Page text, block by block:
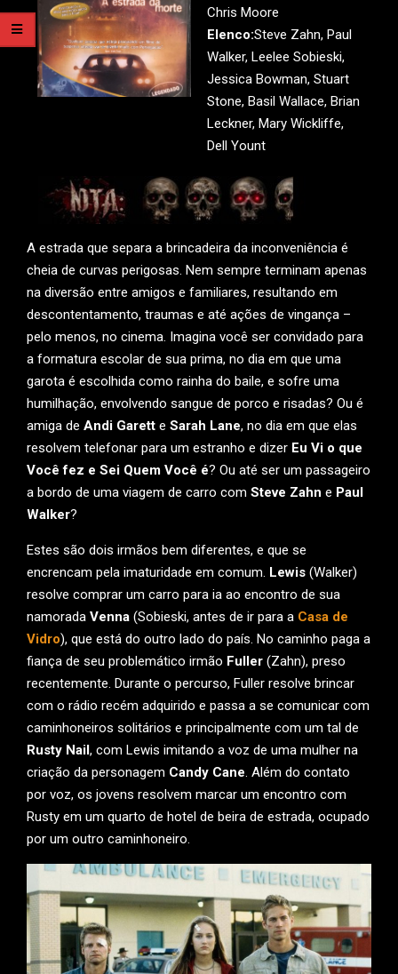
Chris Moore
Elenco:Steve Zahn, Paul
Walker, Leelee Sobieski,
Jessica Bowman, Stuart
Stone, Basil Wallace, Brian
Leckner, Mary Wickliffe,
Dell Yount
A estrada que separa a brincadeira da inconveniência é
cheia de curvas perigosas. Nem sempre terminam apenas
na diversão entre amigos e familiares, resultando em
descontentamento, traumas e até ações de vingança –
pelo menos, no cinema. Imagina você ser convidado para
a formatura escolar de sua prima, no dia em que uma
garota é escolhida como rainha do baile, e sofre uma
humilhação, envolvendo sangue de porco e risadas? Ou é
amiga de Andi Garett e Sarah Lane, no dia em que elas
resolvem telefonar para um estranho e dizer Eu Vi o que
Você fez e Sei Quem Você é? Ou até ser um passageiro
a bordo de uma viagem de carro com Steve Zahn e Paul
Walker?
Estes são dois irmãos bem diferentes, e que se
encrencam pela imaturidade em comum. Lewis (Walker)
resolve comprar um carro para ia ao encontro de sua
namorada Venna (Sobieski, antes de ir para a Casa de
Vidro), que está do outro lado do país. No caminho paga a
fiança de seu problemático irmão Fuller (Zahn), preso
recentemente. Durante o percurso, Fuller resolve brincar
com o rádio recém adquirido e passa a se comunicar com
caminhoneiros solitários e principalmente com um tal de
Rusty Nail , com Lewis imitando a voz de uma mulher na
criação da personagem Candy Cane. Além do contato
por voz, os jovens resolvem marcar um encontro com
Rusty em um quarto de hotel de beira de estrada, ocupado
por um outro caminhoneiro.